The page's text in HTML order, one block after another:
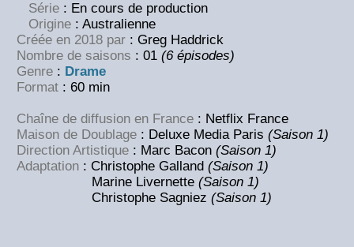
Série : En cours de production
Origine : Australienne
Créée en 2018 par : Greg Haddrick
Nombre de saisons : 01 (6 épisodes)
Genre : Drame
Format : 60 min
Chaîne de diffusion en France : Netflix France
Maison de Doublage : Deluxe Media Paris (Saison 1)
Direction Artistique : Marc Bacon (Saison 1)
Adaptation : Christophe Galland (Saison 1)
Marine Livernette (Saison 1)
Christophe Sagniez (Saison 1)